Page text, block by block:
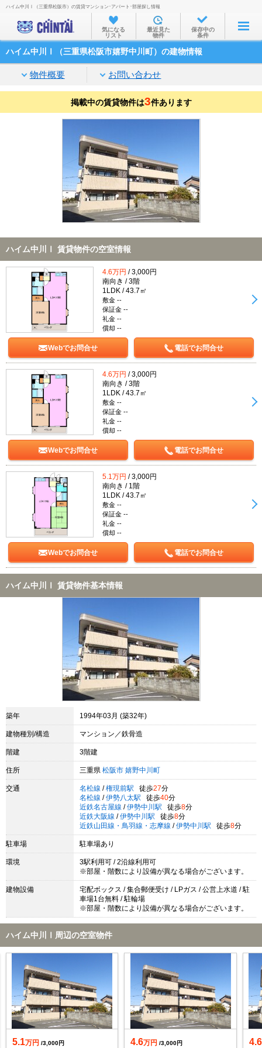
お部屋を探す
沿線・駅から
住所から
家賃相場から
通勤通学時間から
不動産会社から
TOP
ハイム中川Ⅰ（三重県松阪市）の賃貸マンション･アパート･部屋探し情報
気になる
リスト
最近見た
物件
保存中の
条件
ハイム中川Ⅰ（三重県松阪市嬉野中川町）の建物情報
物件概要 お問い合わせ
掲載中の賃貸物件は3件あります
ハイム中川Ⅰ 賃貸物件の空室情報
4.6万円 / 3,000円
南向き / 3階
1LDK / 43.7㎡
敷金 --
保証金 --
礼金 --
償却 --
Webでお問合せ 電話でお問合せ
4.6万円 / 3,000円
南向き / 3階
1LDK / 43.7㎡
敷金 --
保証金 --
礼金 --
償却 --
Webでお問合せ 電話でお問合せ
5.1万円 / 3,000円
南向き / 1階
1LDK / 43.7㎡
敷金 --
保証金 --
礼金 --
償却 --
Webでお問合せ 電話でお問合せ
ハイム中川Ⅰ 賃貸物件基本情報
築年 1994年03月 (築32年)
建物種別/構造 マンション／鉄骨造
階建 3階建
住所 三重県 松阪市 嬉野中川町
交通 名松線 / 権現前駅 徒歩27分
名松線 / 伊勢八太駅 徒歩40分
近鉄名古屋線 / 伊勢中川駅 徒歩8分
近鉄大阪線 / 伊勢中川駅 徒歩8分
近鉄山田線・鳥羽線・志摩線 / 伊勢中川駅 徒歩8分
駐車場 駐車場あり
環境
3駅利用可 / 2沿線利用可
※部屋・階数により設備が異なる場合がございます。
建物設備
宅配ボックス / 集合郵便受け / LPガス / 公営上水道 / 駐
車場1台無料 / 駐輪場
※部屋・階数により設備が異なる場合がございます。
ハイム中川Ⅰ周辺の空室物件
5.1万円 /3,000円 4.6万円 /3,000円 4.6